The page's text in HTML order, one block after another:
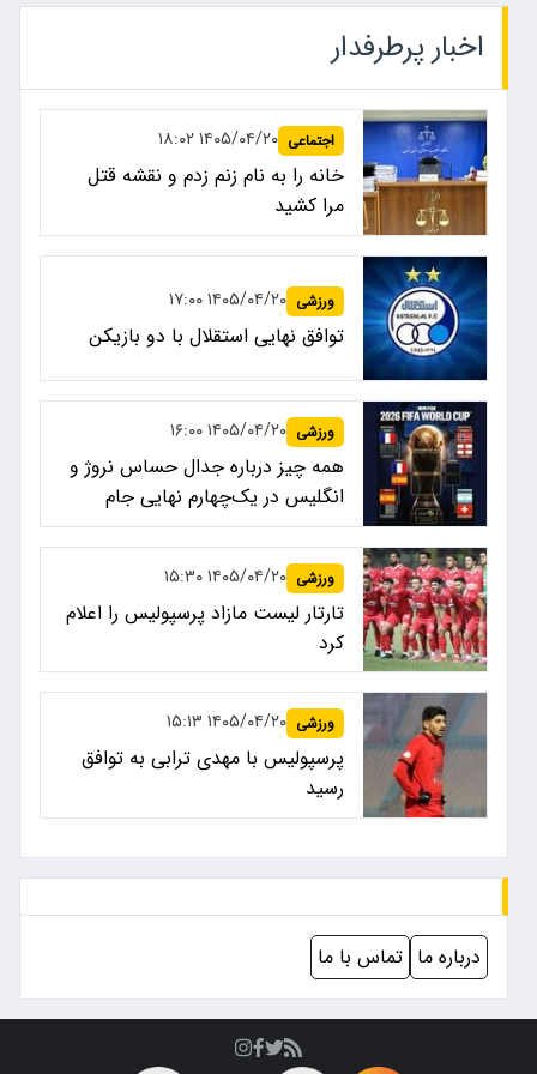
اخبار پرطرفدار
اجتماعی ۱۴۰۵/۰۴/۲۰ ۱۸:۰۲
خانه را به نام زنم زدم و نقشه قتل
مرا کشید
ورزشی ۱۴۰۵/۰۴/۲۰ ۱۷:۰۰
توافق نهایی استقلال با دو بازیکن
ورزشی ۱۴۰۵/۰۴/۲۰ ۱۶:۰۰
همه چیز درباره جدال حساس نروژ و
انگلیس در یک‌چهارم نهایی جام
جهانی ۲۰۲۶
ورزشی ۱۴۰۵/۰۴/۲۰ ۱۵:۳۰
تارتار لیست مازاد پرسپولیس را اعلام
کرد
ورزشی ۱۴۰۵/۰۴/۲۰ ۱۵:۱۳
پرسپولیس با مهدی ترابی به توافق
رسید
درباره ما تماس با ما